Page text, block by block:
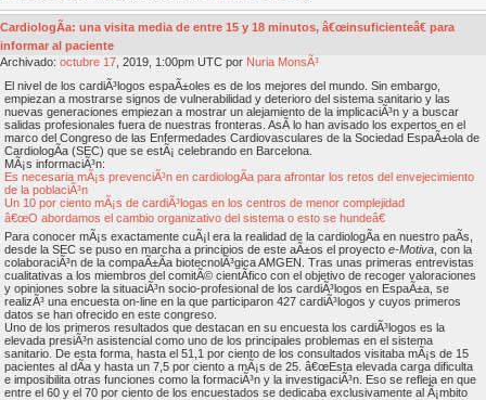
CardiologÃ­a: una visita media de entre 15 y 18 minutos, â€œinsuficienteâ€ para
informar al paciente
Archivado: octubre 17 , 2019, 1:00pm UTC por Nuria MonsÃ³
El nivel de los cardiÃ³logos espaÃ±oles es de los mejores del mundo. Sin embargo,
empiezan a mostrarse signos de vulnerabilidad y deterioro del sistema sanitario y las
nuevas generaciones empiezan a mostrar un alejamiento de la implicaciÃ³n y a buscar
salidas profesionales fuera de nuestras fronteras. AsÃ­ lo han avisado los expertos en el
marco del Congreso de las Enfermedades Cardiovasculares de la Sociedad EspaÃ±ola de
CardiologÃ­a (SEC) que se estÃ¡ celebrando en Barcelona.
MÃ¡s informaciÃ³n:
Es necesaria mÃ¡s prevenciÃ³n en cardiologÃ­a para afrontar los retos del envejecimiento
de la poblaciÃ³n
Un 10 por ciento mÃ¡s de cardiÃ³logas en los centros de menor complejidad
â€œO abordamos el cambio organizativo del sistema o esto se hundeâ€
Para conocer mÃ¡s exactamente cuÃ¡l era la realidad de la cardiologÃ­a en nuestro paÃ­s,
desde la SEC se puso en marcha a principios de este aÃ±os el proyecto e-Motiva , con la
colaboraciÃ³n de la compaÃ±Ã­a biotecnolÃ³gica AMGEN. Tras unas primeras entrevistas
cualitativas a los miembros del comitÃ© cientÃ­fico con el objetivo de recoger valoraciones
y opiniones sobre la situaciÃ³n socio-profesional de los cardiÃ³logos en EspaÃ±a, se
realizÃ³ una encuesta on-line en la que participaron 427 cardiÃ³logos y cuyos primeros
datos se han ofrecido en este congreso.
Uno de los primeros resultados que destacan en su encuesta los cardiÃ³logos es la
elevada presiÃ³n asistencial como uno de los principales problemas en el sistema
sanitario. De esta forma, hasta el 51,1 por ciento de los consultados visitaba mÃ¡s de 15
pacientes al dÃ­a y hasta un 7,5 por ciento a mÃ¡s de 25. â€œEsta elevada carga dificulta
e imposibilita otras funciones como la formaciÃ³n y la investigaciÃ³n. Eso se refleja en que
entre el 60 y el 70 por ciento de los encuestados se dedicaba exclusivamente al Ã¡mbito